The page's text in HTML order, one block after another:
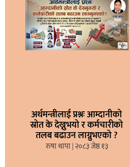
अर्थमन्त्रीलाई प्रश्नः आम्दानीको
स्रोत के देख्नुभयो र कर्मचारीको
तलब बढाउन लाग्नुभएको ?
रुषा थापा २०८३ जेष्ठ १३